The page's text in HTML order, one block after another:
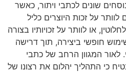
שונים לכתבי ויתור, כאשר
על זכות היוצרים כליל
או לוותר על זכויותיו בצורה
חופשי ביצירה, תוך דרישה
לאור המגוון הרחב של כתבי
כי התהליך יהלום את רצונו של